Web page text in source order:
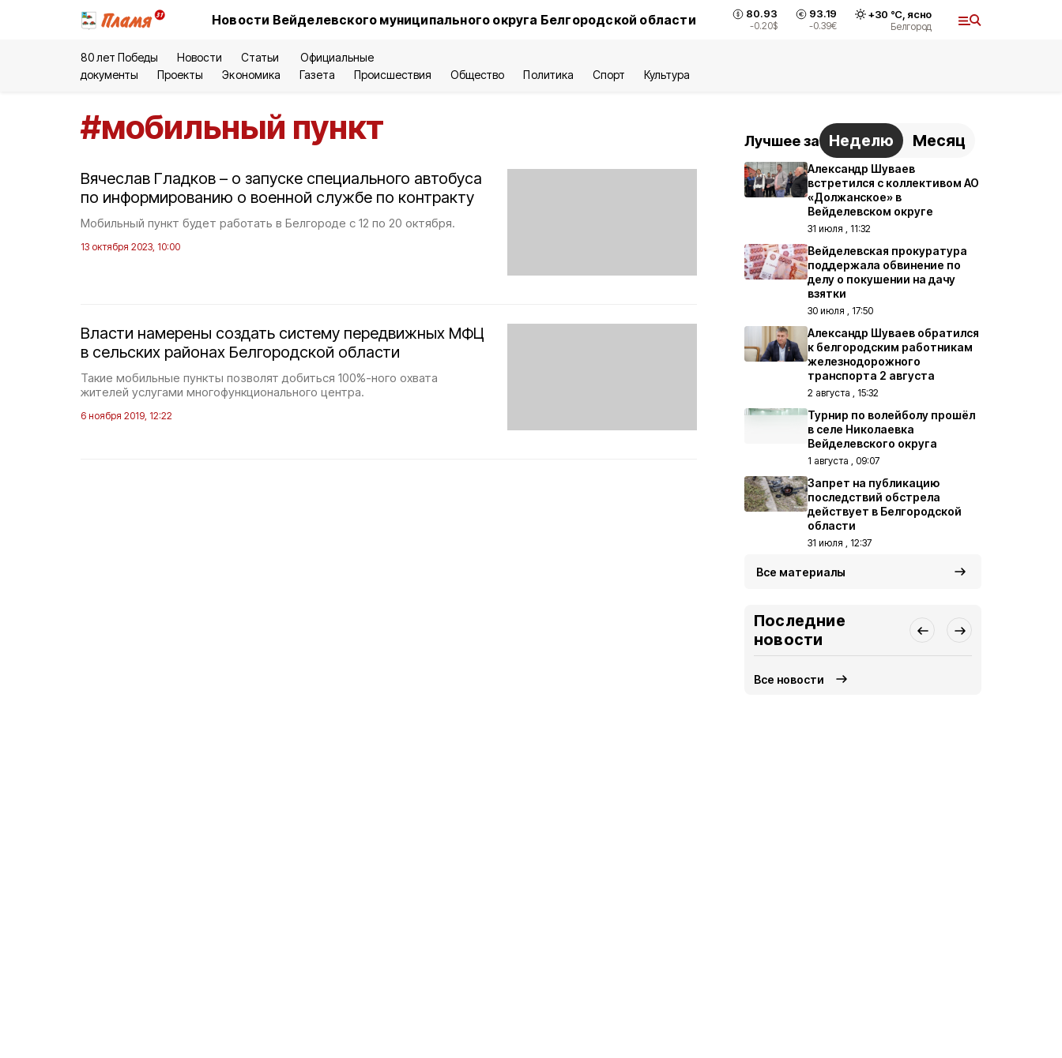
Новости Вейделевского муниципального округа Белгородской области 80.93
-0.20$
93.19
-0.39€
+30 °С, ясно
Белгород
80 лет Победы Новости Статьи
Официальные
документы
Проекты Экономика Газета Происшествия Общество Политика Спорт Культура
#мобильный пункт
Вячеслав Гладков – о запуске специального автобуса
по информированию о военной службе по контракту
Мобильный пункт будет работать в Белгороде с 12 по 20 октября.
13 октября 2023, 10:00
Власти намерены создать систему передвижных МФЦ
в сельских районах Белгородской области
Такие мобильные пункты позволят добиться 100%-ного охвата
жителей услугами многофункционального центра.
6 ноября 2019, 12:22
Лучшее за Неделю Месяц
Александр Шуваев
встретился с коллективом АО
«Должанское» в
Вейделевском округе
31 июля , 11:32
Вейделевская прокуратура
поддержала обвинение по
делу о покушении на дачу
взятки
30 июля , 17:50
Александр Шуваев обратился
к белгородским работникам
железнодорожного
транспорта 2 августа
2 августа , 15:32
Турнир по волейболу прошёл
в селе Николаевка
Вейделевского округа
1 августа , 09:07
Запрет на публикацию
последствий обстрела
действует в Белгородской
области
31 июля , 12:37
Все материалы
Последние
новости
Все новости